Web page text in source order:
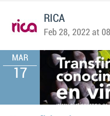
RICA
Feb 28, 2022 at
MAR
17